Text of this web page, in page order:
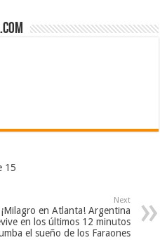
15
Next
¡Milagro en Atlanta! Argentina
en los últimos 12 minutos
el sueño de los Faraones